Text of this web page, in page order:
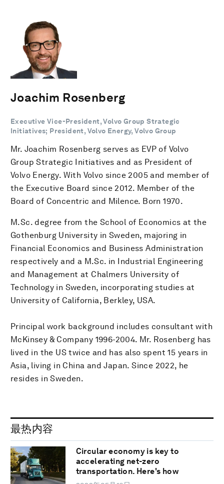
Joachim Rosenberg
Executive Vice-President, Volvo Group Strategic
Initiatives; President, Volvo Energy, Volvo Group
Mr. Joachim Rosenberg serves as EVP of Volvo
Group Strategic Initiatives and as President of
Volvo Energy. With Volvo since 2005 and member of
the Executive Board since 2012. Member of the
Board of Concentric and Milence. Born 1970.
M.Sc. degree from the School of Economics at the
Gothenburg University in Sweden, majoring in
Financial Economics and Business Administration
respectively and a M.Sc. in Industrial Engineering
and Management at Chalmers University of
Technology in Sweden, incorporating studies at
University of California, Berkley, USA.
Principal work background includes consultant with
McKinsey & Company 1996-2004. Mr. Rosenberg has
lived in the US twice and has also spent 15 years in
Asia, living in China and Japan. Since 2022, he
resides in Sweden.
最热内容
Circular economy is key to
accelerating net-zero
transportation. Here's how